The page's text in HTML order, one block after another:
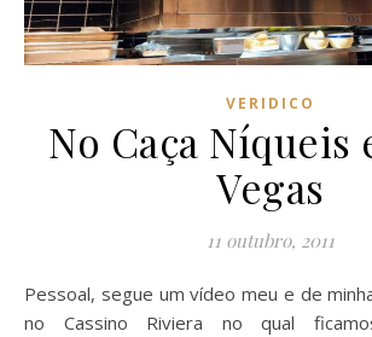
VERIDICO
No Caça Níqueis
Vegas
11 outubro, 2011
Pessoal, segue um vídeo meu e de minha esposa jogando
no Cassino Riviera no qual